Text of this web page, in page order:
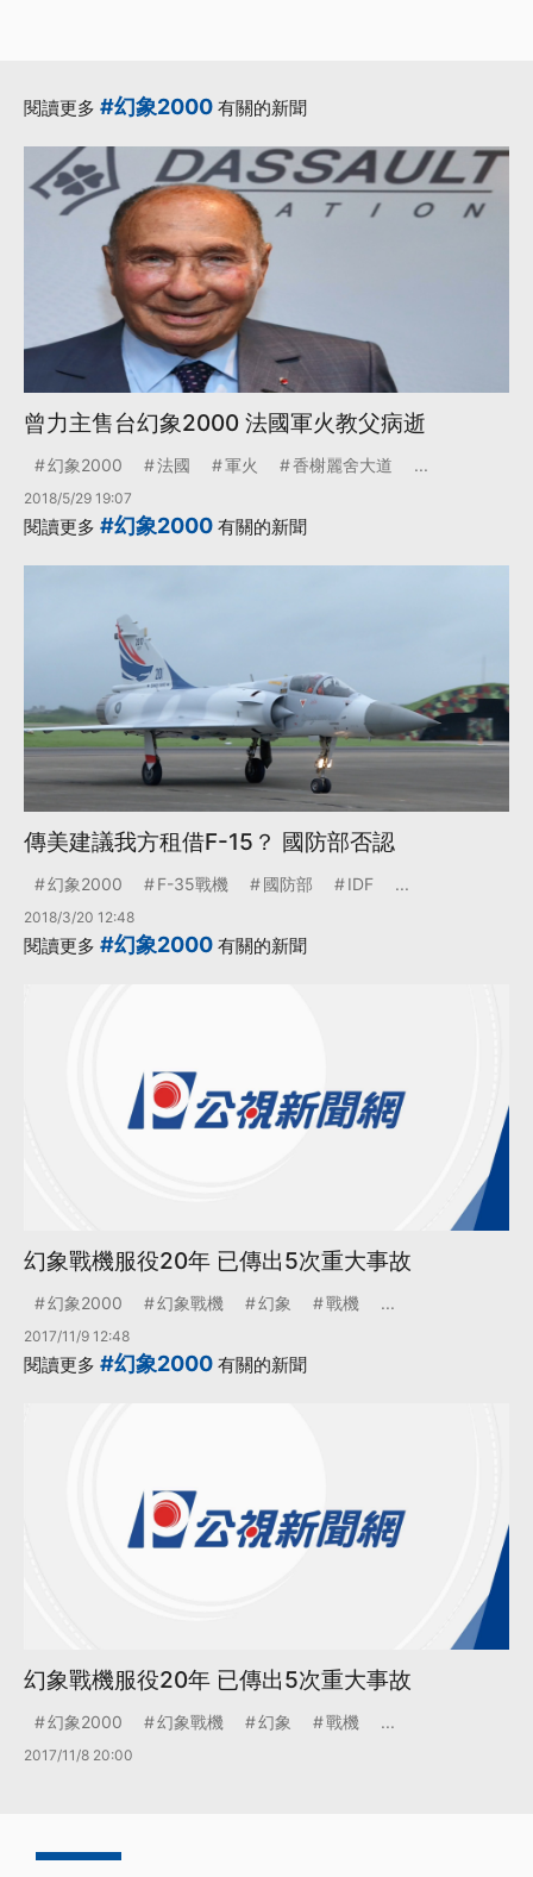
閱讀更多 #幻象2000 有關的新聞
曾力主售台幻象2000 法國軍火教父病逝
幻象2000 法國 軍火 香榭麗舍大道 ...
2018/5/29 19:07
閱讀更多 #幻象2000 有關的新聞
傳美建議我方租借F-15？ 國防部否認
幻象2000 F-35戰機 國防部 IDF ...
2018/3/20 12:48
閱讀更多 #幻象2000 有關的新聞
幻象戰機服役20年 已傳出5次重大事故
幻象2000 幻象戰機 幻象 戰機 ...
2017/11/9 12:48
閱讀更多 #幻象2000 有關的新聞
幻象戰機服役20年 已傳出5次重大事故
幻象2000 幻象戰機 幻象 戰機 ...
2017/11/8 20:00